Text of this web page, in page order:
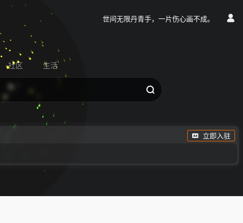
世间无限丹青手，一片伤心画不成。
社区 生活
立即入驻